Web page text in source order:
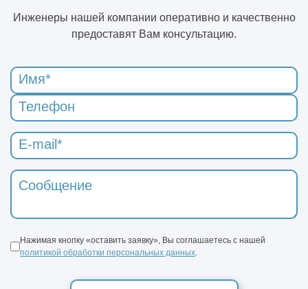
Инженеры нашей компании оперативно и качественно
предоставят Вам консультацию.
Нажимая кнопку «оставить заявку», Вы соглашаетесь с нашей
политикой обработки персональных данных.